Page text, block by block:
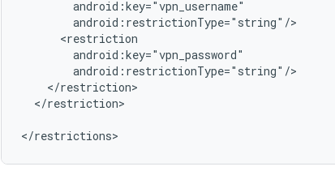
</restriction>
</restrictions>